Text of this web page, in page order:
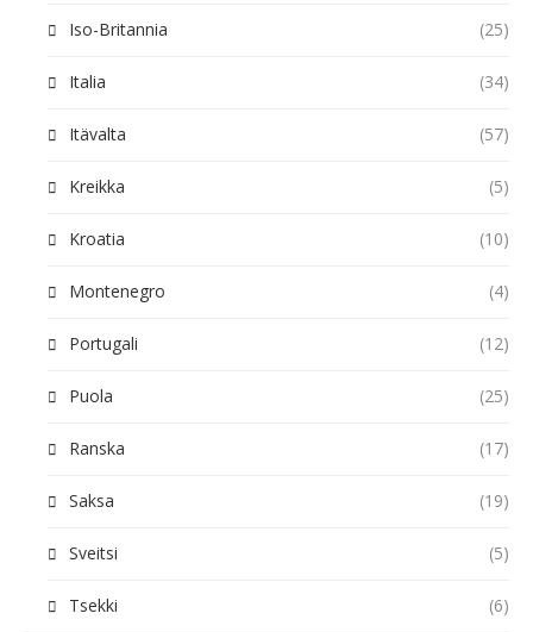
Iso-Britannia (25)
Italia (34)
Itävalta (57)
Kreikka (5)
Kroatia (10)
Montenegro (4)
Portugali (12)
Puola (25)
Ranska (17)
Saksa (19)
Sveitsi (5)
Tsekki (6)